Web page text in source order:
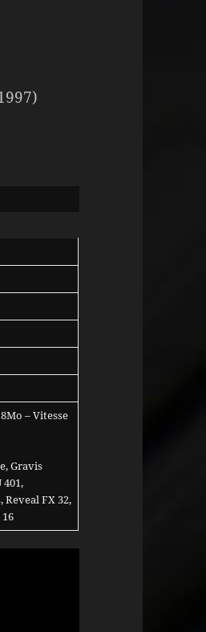
– Vitesse
Gravis
Reveal FX 32,